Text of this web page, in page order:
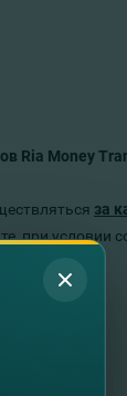
Ria Money
за
при условии